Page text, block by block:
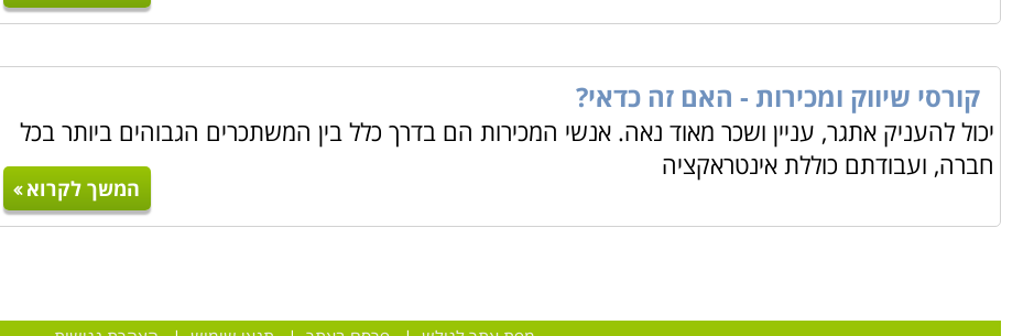
קורסי שיווק ומכירות - האם זה כדאי?
יכול להעניק אתגר, עניין ושכר מאוד נאה. אנשי המכירות הם בדרך כלל בין המשתכרים הגבוהים ביותר בכל
חברה, ועבודתם כוללת אינטראקציה
המשך לקרוא